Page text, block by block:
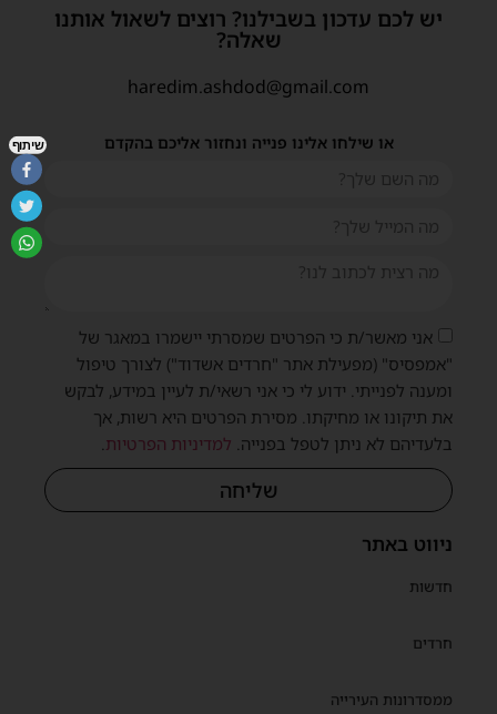
ניווט באתר
חדשות
חרדים
ממסדרונות העירייה
יש לכם עדכון בשבילנו? רוצים לשאול אותנו
שאלה?
haredim.ashdod@gmail.com
או שילחו אלינו פנייה ונחזור אליכם בהקדם
אני מאשר/ת כי הפרטים שמסרתי יישמרו במאגר של
"אמפסיס" (מפעילת אתר "חרדים אשדוד") לצורך טיפול
ומענה לפנייתי. ידוע לי כי אני רשאי/ת לעיין במידע, לבקש
את תיקונו או מחיקתו. מסירת הפרטים היא רשות, אך
בלעדיהם לא ניתן לטפל בפנייה. למדיניות הפרטיות
שליחה
שיתוף